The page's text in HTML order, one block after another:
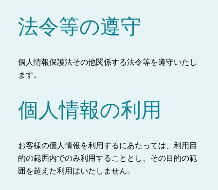
法令等の遵守
個人情報保護法その他関係する法令等を遵守いたし
ます。
個人情報の利用
お客様の個人情報を利用するにあたっては、利用目
的の範囲内でのみ利用することとし、その目的の範
囲を超えた利用はいたしません。